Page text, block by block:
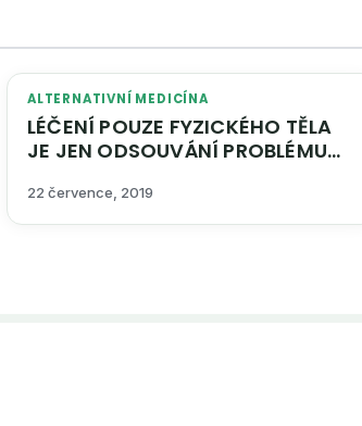
ALTERNATIVNÍ MEDICÍNA
LÉČENÍ POUZE FYZICKÉHO TĚLA
JE JEN ODSOUVÁNÍ PROBLÉMU
22 července, 2019